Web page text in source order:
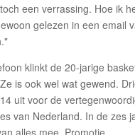
een verrassing. Hoe ik
gelezen in een email
klinkt de 20-jarige
is ook wel wat gewend.
uit voor de
van Nederland. In de zes
alles mee. Promotie